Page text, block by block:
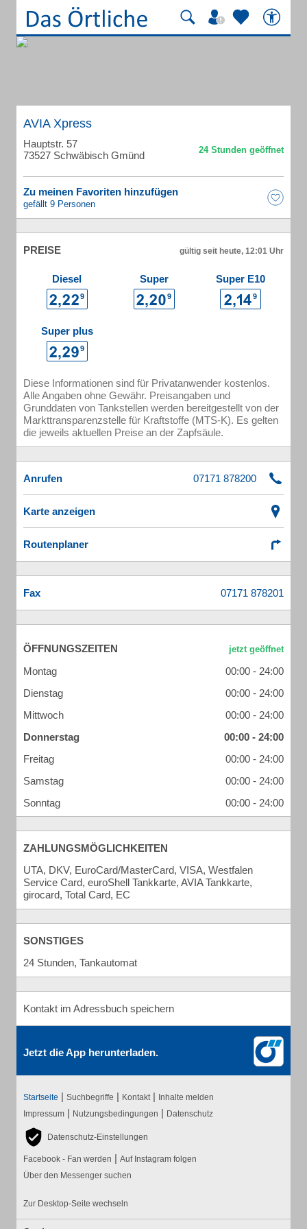
AVIA Xpress
Hauptstr. 57
73527 Schwäbisch Gmünd
Zu meinen Favoriten hinzufügen
gefällt 9 Personen
PREISE gültig seit heute, 12:01 Uhr
Diesel Super Super E10
Super plus
Diese Informationen sind für Privatanwender kostenlos.
Alle Angaben ohne Gewähr. Preisangaben und
Grunddaten von Tankstellen werden bereitgestellt von der
Markttransparenzstelle für Kraftstoffe (MTS-K). Es gelten
die jeweils aktuellen Preise an der Zapfsäule.
Anrufen
Karte anzeigen
Routenplaner
Fax
ÖFFNUNGSZEITEN
Montag
00:00 - 24:00
Dienstag
00:00 - 24:00
Mittwoch
00:00 - 24:00
Donnerstag
00:00 - 24:00
Freitag
00:00 - 24:00
Samstag
00:00 - 24:00
Sonntag
00:00 - 24:00
ZAHLUNGSMÖGLICHKEITEN
UTA, DKV, EuroCard/MasterCard, VISA, Westfalen
Service Card, euroShell Tankkarte, AVIA Tankkarte,
girocard, Total Card, EC
SONSTIGES
24 Stunden, Tankautomat
Kontakt im Adressbuch speichern
Jetzt die App herunterladen.
Startseite | Suchbegriffe | Kontakt | Inhalte melden
Impressum | Nutzungsbedingungen | Datenschutz
Datenschutz-Einstellungen
Facebook - Fan werden | Auf Instagram folgen
Über den Messenger suchen
Zur Desktop-Seite wechseln